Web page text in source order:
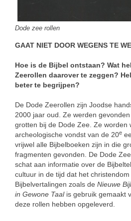
Dode zee rollen
GAAT NIET DOOR WEGENS TE
Hoe is de Bijbel ontstaan? Wat
Zeerollen daarover te zeggen?
beter te begrijpen?
De Dode Zeerollen zijn Joodse
2000 jaar oud. Ze werden
grotten bij de Dode Zee. Ze worden
archeologische vondst van de 20e
vrijwel alle Bijbelboeken zijn in die
fragmenten gevonden. De Dode
schat aan informatie over de
cultuur in de tijd dat het
Bijbelvertalingen zoals de Nieuwe
in Gewone Taalis gebruik gemaakt
deze rollen hebben opgeleverd.